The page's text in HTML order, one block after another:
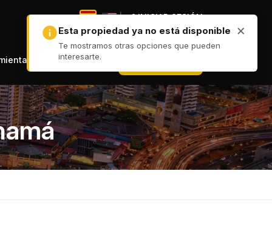
| INICIAR SESIÓN